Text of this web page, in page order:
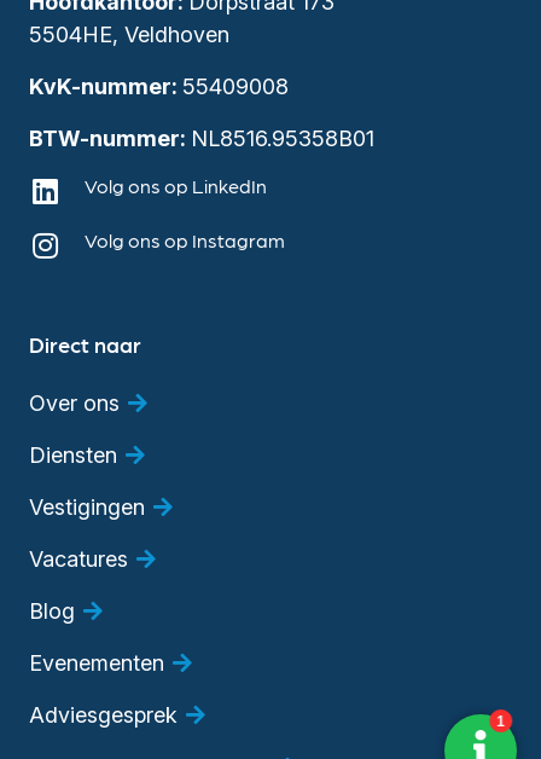
5504HE, Veldhoven
KvK-nummer: 55409008
BTW-nummer: NL8516.95358B01
Volg ons op LinkedIn
Volg ons op Instagram
Direct naar
Over ons
Diensten
Vestigingen
Vacatures
Blog
Evenementen
Adviesgesprek